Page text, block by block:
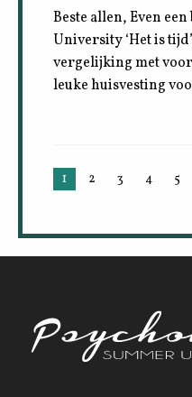
Beste allen, Even
University ‘Het is
vergelijking met
leuke huisvesting
1 2 3 4 5